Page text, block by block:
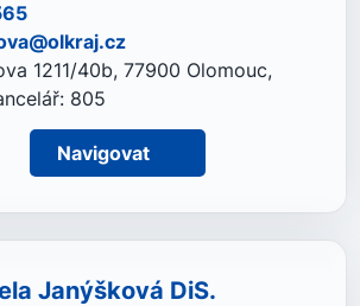
1211/40b, 77900 Olomouc,
805
Navigovat
Janýšková DiS.